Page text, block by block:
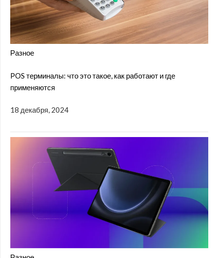
Разное
POS терминалы: что это такое, как работают и где
применяются
18 декабря, 2024